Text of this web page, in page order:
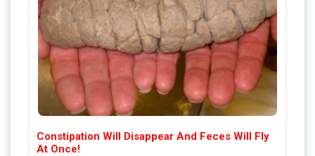
Constipation Will Disappear And Feces Will Fly
At Once!